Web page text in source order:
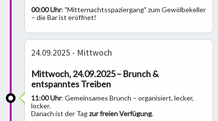
00:00 Uhr: "Mitternachtsspaziergang" zum Gewölbekeller
– die Bar ist eröffnet!
24.09.2025 - Mittwoch
Mittwoch, 24.09.2025 – Brunch &
entspanntes Treiben
11:00 Uhr: Gemeinsames Brunch – organisiert, lecker,
locker.
Danach ist der Tagzur freien Verfügung.